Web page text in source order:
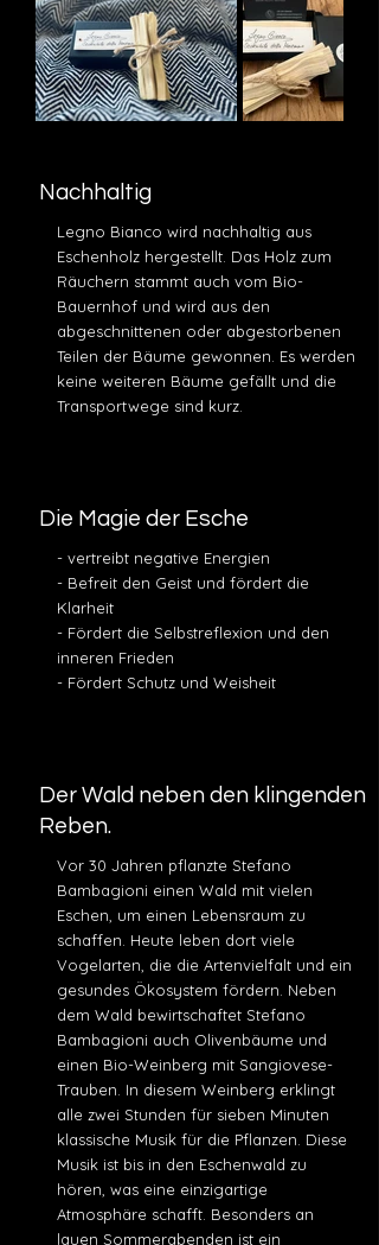
Nachhaltig
Legno Bianco wird nachhaltig aus
Eschenholz hergestellt. Das Holz zum
Räuchern stammt auch vom Bio-
Bauernhof und wird aus den
abgeschnittenen oder abgestorbenen
Teilen der Bäume gewonnen. Es werden
keine weiteren Bäume gefällt und die
Transportwege sind kurz.
Die Magie der Esche
- vertreibt negative Energien
- Befreit den Geist und fördert die
Klarheit
- Fördert die Selbstreflexion und den
inneren Frieden
- Fördert Schutz und Weisheit
Der Wald neben den klingenden
Reben.
Vor 30 Jahren pflanzte Stefano
Bambagioni einen Wald mit vielen
Eschen, um einen Lebensraum zu
schaffen. Heute leben dort viele
Vogelarten, die die Artenvielfalt und ein
gesundes Ökosystem fördern. Neben
dem Wald bewirtschaftet Stefano
Bambagioni auch Olivenbäume und
einen Bio-Weinberg mit Sangiovese-
Trauben. In diesem Weinberg erklingt
alle zwei Stunden für sieben Minuten
klassische Musik für die Pflanzen. Diese
Musik ist bis in den Eschenwald zu
hören, was eine einzigartige
Atmosphäre schafft. Besonders an
lauen Sommerabenden ist ein